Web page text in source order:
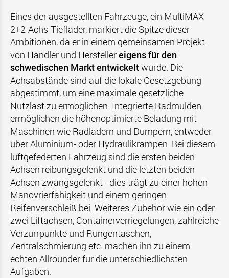
Eines der ausgestellten Fahrzeuge, ein MultiMAX
2+2-Achs-Tieflader, markiert die Spitze dieser
Ambitionen, da er in einem gemeinsamen Projekt
von Händler und Herstellereigens für den
schwedischen Markt entwickeltwurde. Die
Achsabstände sind auf die lokale Gesetzgebung
abgestimmt, um eine maximale gesetzliche
Nutzlast zu ermöglichen. Integrierte Radmulden
ermöglichen die höhenoptimierte Beladung mit
Maschinen wie Radladern und Dumpern, entweder
über Aluminium- oder Hydraulikrampen. Bei diesem
luftgefederten Fahrzeug sind die ersten beiden
Achsen reibungsgelenkt und die letzten beiden
Achsen zwangsgelenkt - dies trägt zu einer hohen
Manövrierfähigkeit und einem geringen
Reifenverschleiß bei. Weiteres Zubehör wie ein oder
zwei Liftachsen, Containerverriegelungen, zahlreiche
Verzurrpunkte und Rungentaschen,
Zentralschmierung etc. machen ihn zu einem
echten Allrounder für die unterschiedlichsten
Aufgaben.